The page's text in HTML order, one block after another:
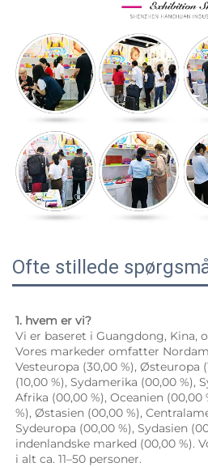
Ofte stillede
1. hvem er vi?
Vi er baseret i Guangdong, Kina,
Vores markeder omfatter
Vesteuropa (30,00 %), Østeuropa
(10,00 %), Sydamerika (00,00 %),
Afrika (00,00 %), Oceanien
%), Østasien (00,00 %),
Sydeuropa (00,00 %), Sydasien
indenlandske marked (00,00 %).
i alt ca. 11–50 personer.